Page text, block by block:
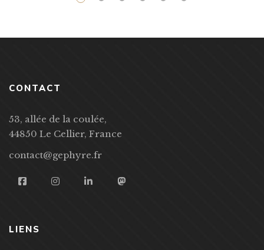
CONTACT
53, allée de la coulée,
44850 Le Cellier, France
contact@gephyre.fr
LIENS